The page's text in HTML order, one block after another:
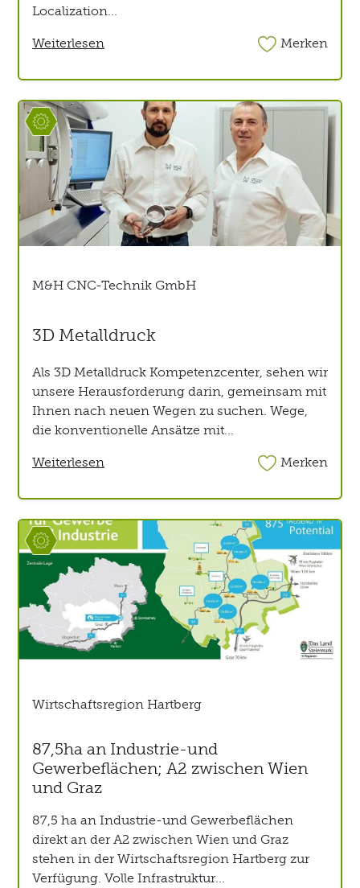
Localization...
Weiterlesen
Merken
M&H CNC-Technik GmbH
3D Metalldruck
Als 3D Metalldruck Kompetenzcenter, sehen wir
unsere Herausforderung darin, gemeinsam mit
Ihnen nach neuen Wegen zu suchen. Wege,
die konventionelle Ansätze mit...
Weiterlesen
Merken
Wirtschaftsregion Hartberg
87,5ha an Industrie-und
Gewerbeflächen; A2 zwischen Wien
und Graz
87,5 ha an Industrie-und Gewerbeflächen
direkt an der A2 zwischen Wien und Graz
stehen in der Wirtschaftsregion Hartberg zur
Verfügung. Volle Infrastruktur...